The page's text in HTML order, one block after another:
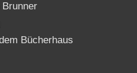
Bücherhaus